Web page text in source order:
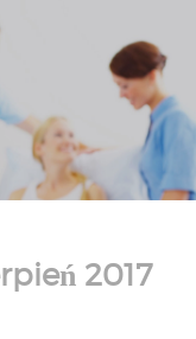
2017